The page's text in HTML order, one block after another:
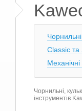
Classic та
Механічні
Чорнильні,
інструментів